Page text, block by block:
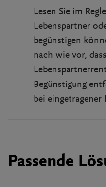
Lesen Sie im
Lebenspartner
begünstigen
nach wie vor,
Begünstigung
bei eingetragener
Passende